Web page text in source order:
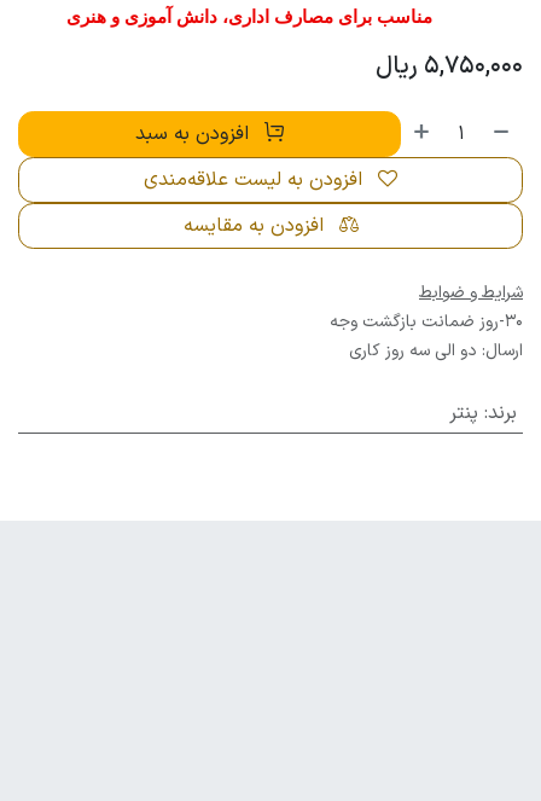
مناسب برای مصارف اداری، دانش آموزی و هنری
5,750,000 ریال
افزودن به سبد
افزودن به مقایسه
افزودن به لیست علاقه‌مندی
شرایط و ضوابط
30-روز ضمانت بازگشت وجه
ارسال: دو الی سه روز کاری
برند: پنتر